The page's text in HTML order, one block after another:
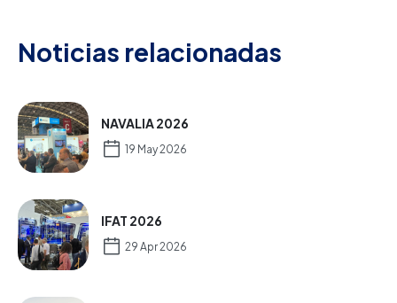
Noticias relacionadas
NAVALIA 2026
19 May 2026
IFAT 2026
29 Apr 2026